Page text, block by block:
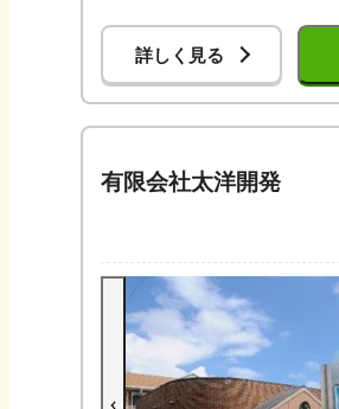
詳しく見る
有限会社太洋開発